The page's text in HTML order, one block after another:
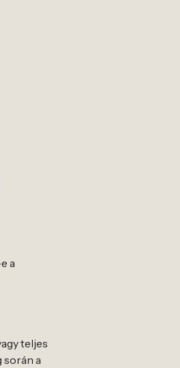
a
teljes
során a